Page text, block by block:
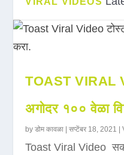
TOAST VIRAL
अगोदर १०० वेळा
byडोम कावळा |सप्टेंबर 18, 2021 |
Toast Viral Video